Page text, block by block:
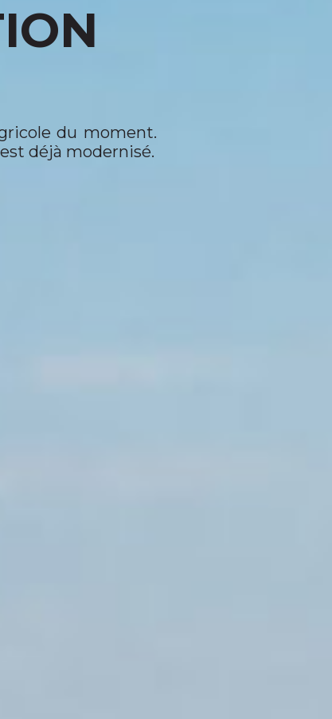
du moment.
déjà modernisé.